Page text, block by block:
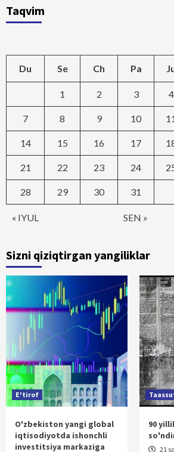
Taqvim
Du Se Ch Pa
« IYUL SEN »
1 2 3 4
7 8 9 10
14 15 16 17
21 22 23 24
28 29 30 31
Sizni qiziqtirgan yangiliklar
E'tirof
O'zbekiston yangi global
iqtisodiyotda ishonchli
investitsiya markaziga
90
21